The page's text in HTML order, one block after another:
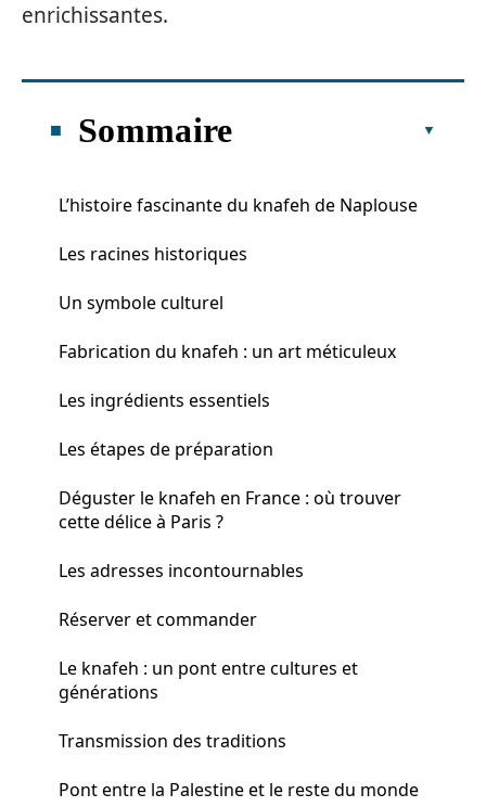
enrichissantes.
Sommaire
L’histoire fascinante du knafeh de Naplouse
Les racines historiques
Un symbole culturel
Fabrication du knafeh : un art méticuleux
Les ingrédients essentiels
Les étapes de préparation
Déguster le knafeh en France : où trouver
cette délice à Paris ?
Les adresses incontournables
Réserver et commander
Le knafeh : un pont entre cultures et
générations
Transmission des traditions
Pont entre la Palestine et le reste du monde